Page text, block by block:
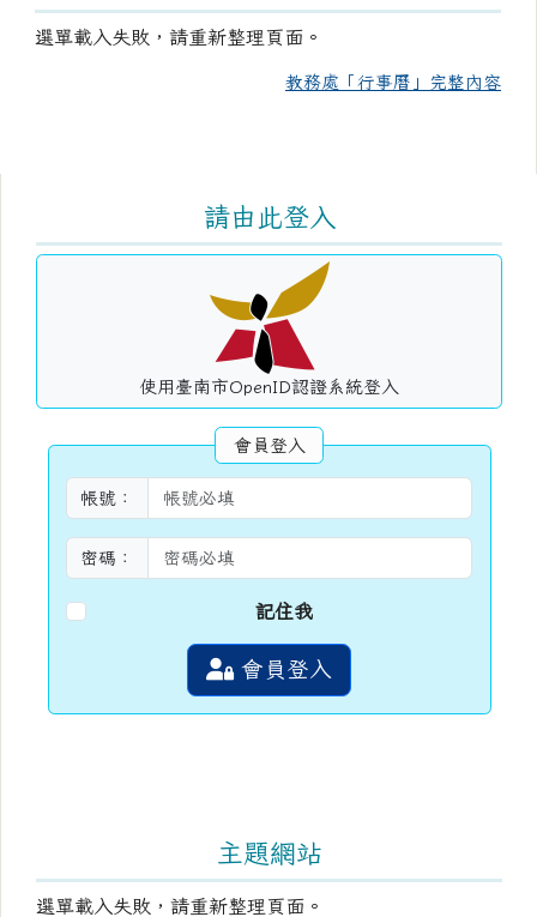
選單載入失敗，請重新整理頁面。
教務處「行事曆」完整內容
請由此登入
使用臺南市OpenID認證系統登入
會員登入
帳號：
密碼：
記住我
會員登入
主題網站
選單載入失敗，請重新整理頁面。